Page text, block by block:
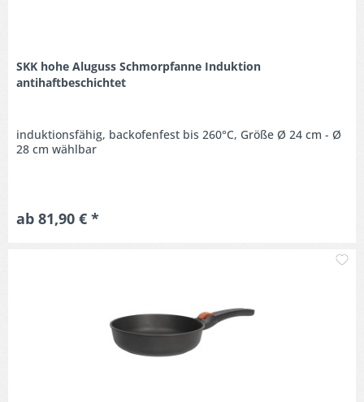
SKK hohe Aluguss Schmorpfanne Induktion
antihaftbeschichtet
induktionsfähig, backofenfest bis 260°C, Größe Ø 24 cm - Ø
28 cm wählbar
ab 81,90 € *